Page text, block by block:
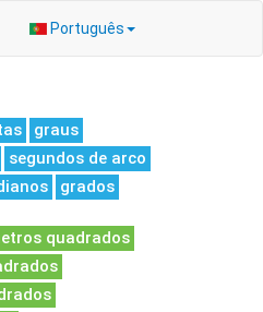
Português
graus
segundos de arco
grados
quadrados